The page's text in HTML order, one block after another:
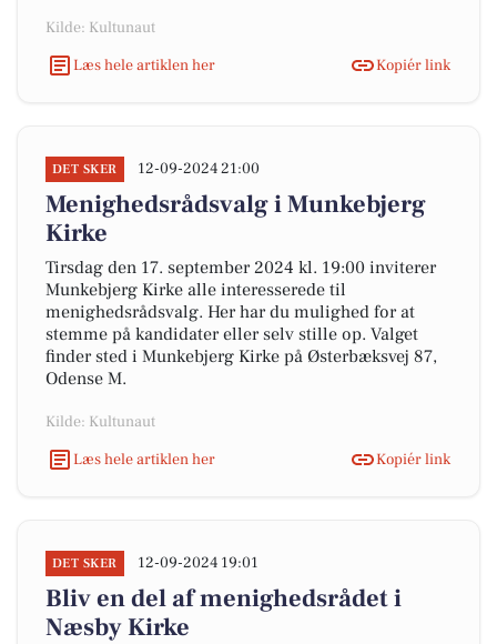
Kilde: Kultunaut
Læs hele artiklen her
Kopiér link
DET SKER 12-09-2024 21:00
Menighedsrådsvalg i Munkebjerg
Kirke
Tirsdag den 17. september 2024 kl. 19:00 inviterer
Munkebjerg Kirke alle interesserede til
menighedsrådsvalg. Her har du mulighed for at
stemme på kandidater eller selv stille op. Valget
finder sted i Munkebjerg Kirke på Østerbæksvej 87,
Odense M.
Kilde: Kultunaut
Læs hele artiklen her
Kopiér link
DET SKER 12-09-2024 19:01
Bliv en del af menighedsrådet i
Næsby Kirke